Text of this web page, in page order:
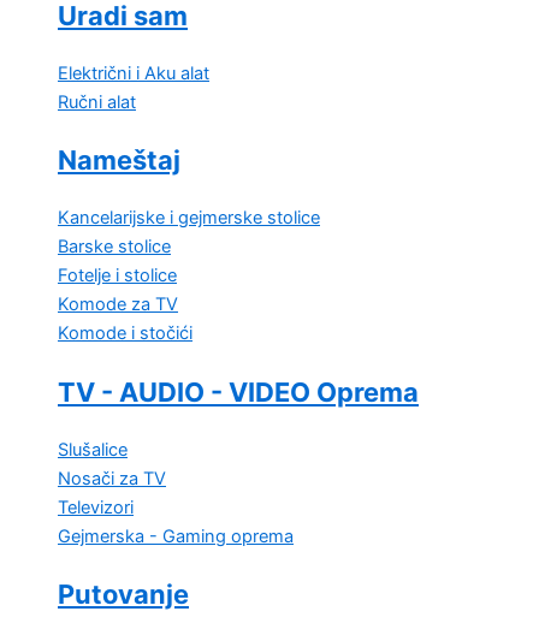
Uradi sam
Električni i Aku alat
Ručni alat
Nameštaj
Kancelarijske i gejmerske stolice
Barske stolice
Fotelje i stolice
Komode za TV
Komode i stočići
TV - AUDIO - VIDEO Oprema
Slušalice
Nosači za TV
Televizori
Gejmerska - Gaming oprema
Putovanje